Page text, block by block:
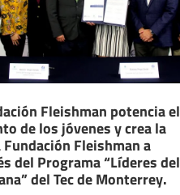
Fleishman potencia el
de los jóvenes y crea la
Fundación Fleishman a
del Programa “Líderes del
del Tec de Monterrey.